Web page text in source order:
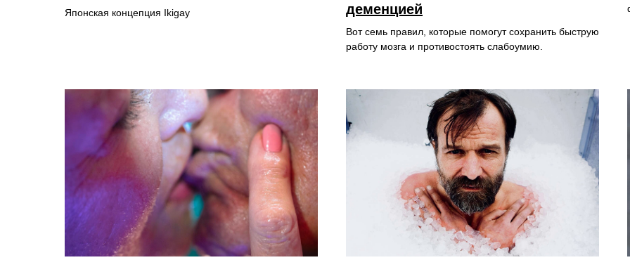
Японская концепция Ikigay
деменцией
Вот семь правил, которые помогут сохранить быструю
работу мозга и противостоять слабоумию.